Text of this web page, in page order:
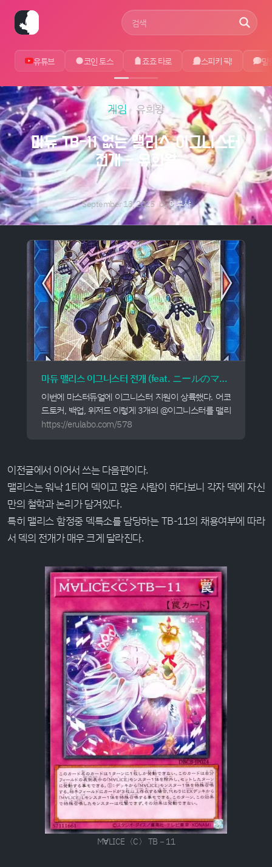
사이트 검색어
유튜브 코인 토스 죠죠 타로 스피키 픽! 말
게임 유희왕
마듀 TB-11 없는 맬리스 이그니스터
전개 - 유희왕
September 13, 2025 by에루샤
마듀 맬리스 이그니스터 전개 (feat. ニールのマスターデュエル channel) - 유희왕
이번에 마스터듀얼에 이그니스터 지원이 상륙했다. 어코
드토커, 백업, 위저드 이렇게 3개의 @이그니스터를 맬리
스 덱에 투입할 수 있게 된것이다. 기존에 롱기누스같이
꿔주는 아주 좋은 지원이다. 그럼 이 세...
https://erulabo.com/578
이전글에서 이어서 쓰는 다음편이다.
맬리스는 워낙 1티어 덱이고 많은 사람이 하다보니 각자 덱에 자신
만의 철학과 논리가 담겨있다.
특히 맬리스 함정중 덱특소를 담당하는 TB-11의 채용여부에 따라
서 덱의 전개가 매우 크게 달라진다.
M∀LICE〈C〉 TB－11